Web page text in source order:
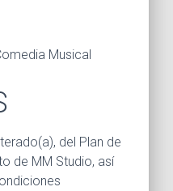
Musical
del Plan de
de MM Studio, así